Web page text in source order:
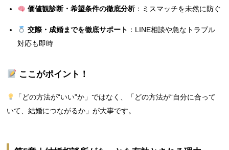
価値観診断・希望条件の徹底分析：ミスマッチを未然に防ぐ
交際・成婚までを徹底サポート ：LINE相談や急なトラブル
対応も即時
ここがポイント！
「どの方法が“いい”か」ではなく、「どの方法が“自分に合って
いて、結婚につながるか」が大事です。